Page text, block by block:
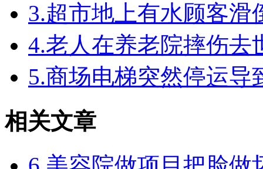
3.超市地上有水顾客
4.老人在养老院摔伤去
5.商场电梯突然停运
相关文章